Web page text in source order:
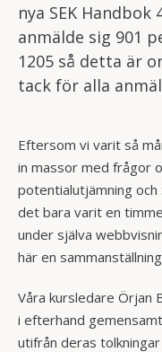
nya SEK Handbok
anmälde sig 901
1205 så detta är
tack för alla
Eftersom vi varit så
in massor med frågor
potentialutjämning och
det bara varit en
under själva
här en
Våra kursledare Örjan
i efterhand
utifrån deras